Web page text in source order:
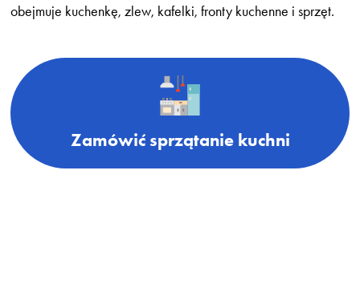
obejmuje kuchenkę, zlew, kafelki, fronty kuchenne i sprzęt.
Zamówić sprzątanie kuchni